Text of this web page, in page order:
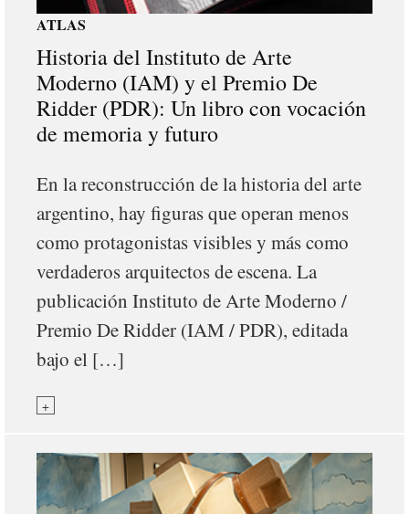
ATLAS
Historia del Instituto de Arte
Moderno (IAM) y el Premio De
Ridder (PDR): Un libro con vocación
de memoria y futuro
En la reconstrucción de la historia del arte
argentino, hay figuras que operan menos
como protagonistas visibles y más como
verdaderos arquitectos de escena. La
publicación Instituto de Arte Moderno /
Premio De Ridder (IAM / PDR), editada
bajo el […]
+